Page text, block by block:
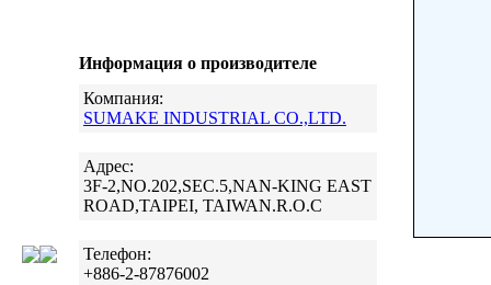
Информация о производителе
Компания:
SUMAKE INDUSTRIAL CO.,LTD.
Адрес:
3F-2,NO.202,SEC.5,NAN-KING EAST
ROAD,TAIPEI, TAIWAN.R.O.C
Телефон:
+886-2-87876002